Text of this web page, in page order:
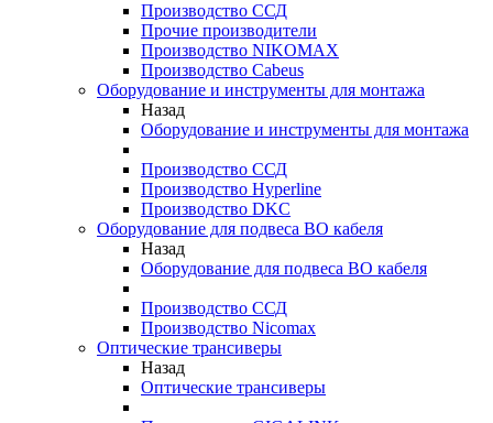
Производство ССД
Прочие производители
Производство NIKOMAX
Производство Cabeus
Оборудование и инструменты для монтажа
Назад
Оборудование и инструменты для монтажа
Производство ССД
Производство Hyperline
Производство DKC
Оборудование для подвеса ВО кабеля
Назад
Оборудование для подвеса ВО кабеля
Производство ССД
Производство Nicomax
Оптические трансиверы
Назад
Оптические трансиверы